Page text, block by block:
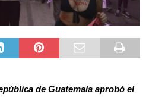
de Guatemala aprobó el